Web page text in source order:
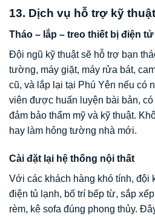
13. Dịch vụ hỗ trợ kỹ
Tháo – lắp – treo thiết bị điện tử
Đội ngũ kỹ thuật sẽ hỗ trợ bạn
tường, máy giặt, máy rửa bát,
cũ, và lắp lại tại Phú Yên nếu có
viên được huấn luyện bài bản,
đảm bảo thẩm mỹ và kỹ thuật.
hay làm hỏng tường nhà mới.
Cài đặt lại hệ thống nội thất
Với các khách hàng khó tính, đội
điện tủ lạnh, bố trí bếp từ, sắp
rèm, kê sofa đúng phong thủy.